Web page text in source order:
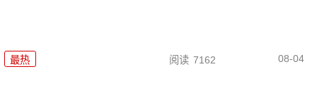
最热 阅读 7162 08-04